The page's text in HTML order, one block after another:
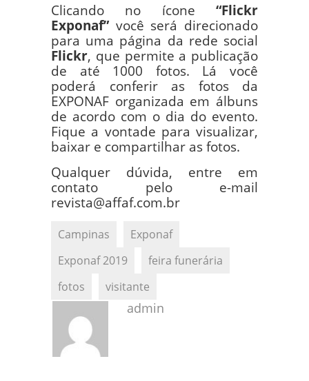
Clicando no ícone “Flickr
Exponaf”você será direcionado
para uma página da rede social
Flickr, que permite a publicação
de até 1000 fotos. Lá você
poderá conferir as fotos da
EXPONAF organizada em álbuns
de acordo com o dia do evento.
Fique a vontade para visualizar,
baixar e compartilhar as fotos.
Qualquer dúvida, entre em
contato pelo e-mail
revista@affaf.com.br
Campinas
Exponaf
Exponaf 2019
feira funerária
fotos
visitante
admin